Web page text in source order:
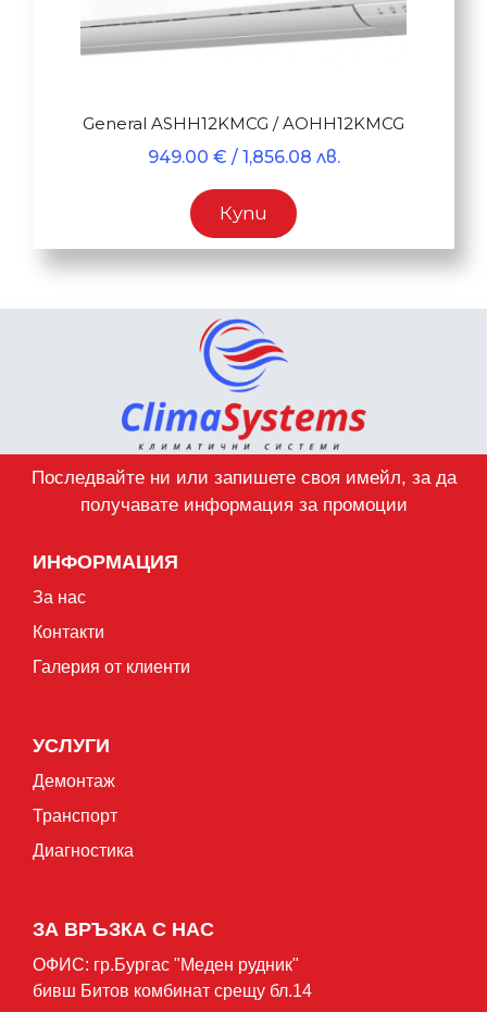
General ASHH12KMCG / AOHH12KMCG
949.00 € / 1,856.08 лв.
Купи
Последвайте ни или запишете своя имейл, за да
получавате информация за промоции
ИНФОРМАЦИЯ
За нас
Контакти
Галерия от клиенти
УСЛУГИ
Демонтаж
Транспорт
Диагностика
ЗА ВРЪЗКА С НАС
ОФИС: гр.Бургас "Mеден рудник"
бивш Битов комбинат срещу бл.14